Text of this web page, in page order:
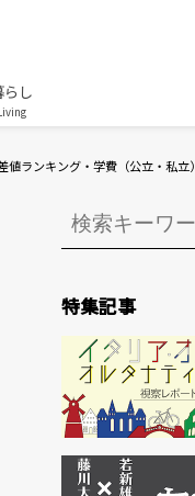
らし
値ランキング・学費（公立・私立）
特集記事